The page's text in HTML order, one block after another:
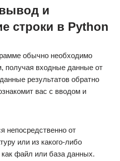
и
строки в Python
обычно необходимо
получая входные данные от
результатов обратно
вас с вводом и
непосредственно от
или из какого-либо
как файл или база данных.